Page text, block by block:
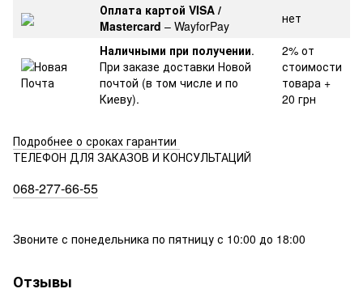
Оплата картой VISA /
Mastercard – WayforPay
нет
Наличными при получении.
При заказе доставки Новой
почтой (в том числе и по
Киеву).
2% от
стоимости
товара +
20 грн
Подробнее о сроках гарантии
ТЕЛЕФОН ДЛЯ ЗАКАЗОВ И КОНСУЛЬТАЦИЙ
068-277-66-55
Звоните с понедельника по пятницу с 10:00 до 18:00
Отзывы